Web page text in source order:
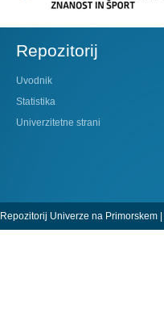
Repozitorij
Uvodnik
Statistika
Univerzitetne strani
Repozitorij Univerze na Primorskem |